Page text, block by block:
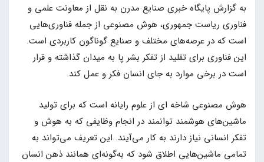
به گزارش پایگاه خبری صنایع مدرن به نقل از معاونت علمی و
فناوری ریاست جمهوری، هوش مصنوعی از جمله فناوری‌هایی
است که در عرصه‌های مختلف و صنایع گوناگون کاربردی است.
این فناوری برای تقلید از تفکر بشر پا به میدان گذاشته و قرار
است در برخی موارد به جای انسان فکر و عمل کند.
هوش مصنوعی شاخه ای از علوم رایانه است که برای تولید
ماشین‌های هوشمند توانمند در انجام وظایفی که به هوش و
تفکر انسانی نیاز دارند به کار می‌آیند. این تعریف می‌تواند به
تمامی ماشین‌هایی اطلاق شود که به‌گونه‌ای همانند ذهن انسان